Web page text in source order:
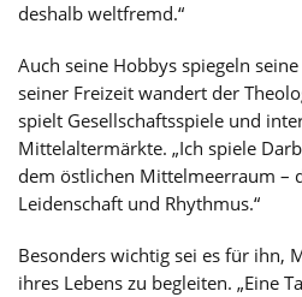
deshalb weltfremd.“
Auch seine Hobbys spiegeln
seiner Freizeit wandert der
spielt Gesellschaftsspiele und
Mittelaltermärkte. „Ich spiele
dem östlichen Mittelmeerraum –
Leidenschaft und Rhythmus.“
Besonders wichtig sei es für ihn,
ihres Lebens zu begleiten. „Eine